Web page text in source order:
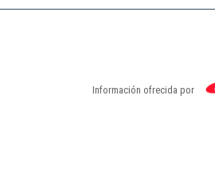
Información ofrecida por